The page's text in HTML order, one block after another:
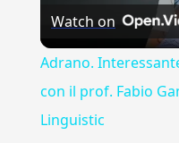
Watch on
Adrano.
con il prof. Fabio
Linguistic